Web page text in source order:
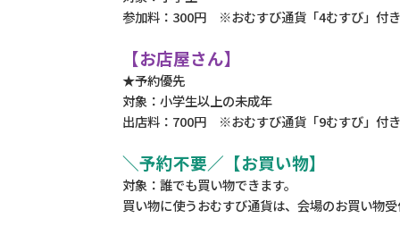
参加料：300円 ※おむすび通貨「4むすび」付き
【お店屋さん】
★予約優先
対象：小学生以上の未成年
出店料：700円 ※おむすび通貨「9むすび」付き
＼予約不要／【お買い物】
対象：誰でも買い物できます。
買い物に使うおむすび通貨は、会場のお買い物受